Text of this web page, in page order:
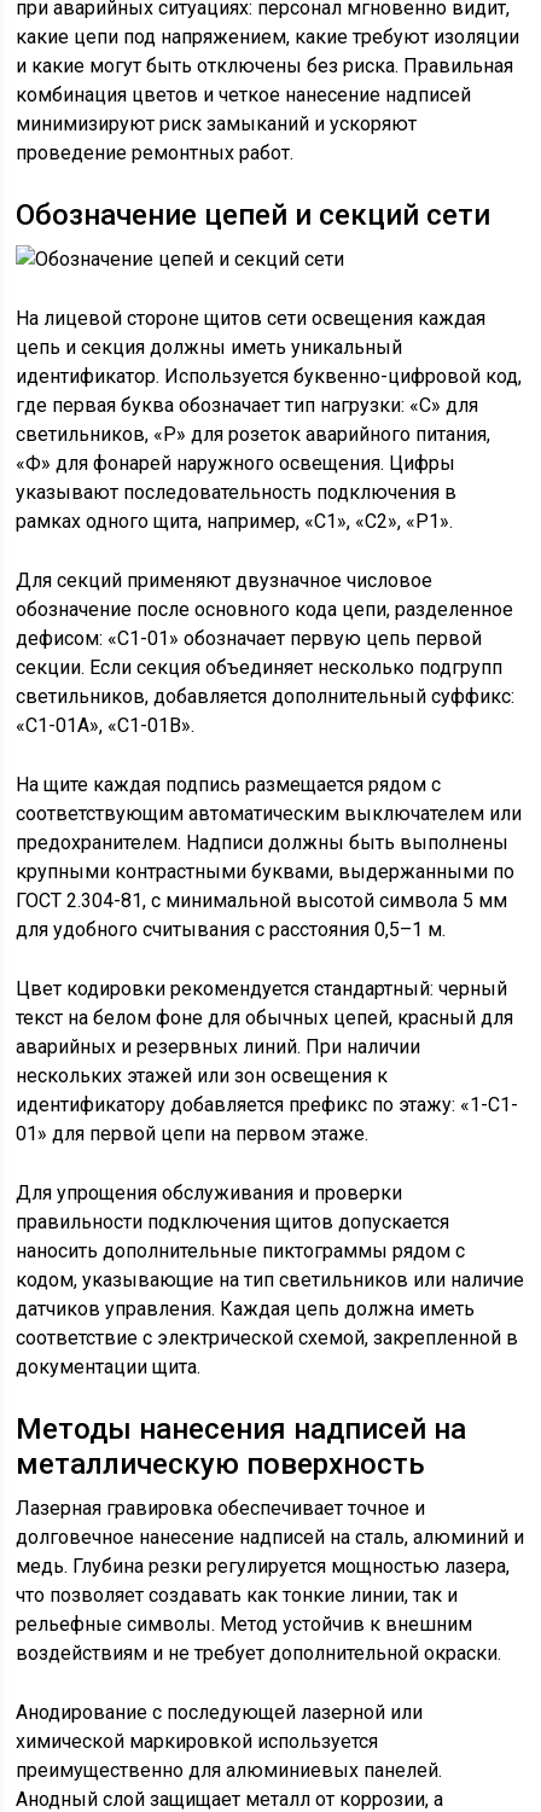
при аварийных ситуациях: персонал мгновенно видит,
какие цепи под напряжением, какие требуют изоляции
и какие могут быть отключены без риска. Правильная
комбинация цветов и четкое нанесение надписей
минимизируют риск замыканий и ускоряют
проведение ремонтных работ.
Обозначение цепей и секций сети
На лицевой стороне щитов сети освещения каждая
цепь и секция должны иметь уникальный
идентификатор. Используется буквенно-цифровой код,
где первая буква обозначает тип нагрузки: «С» для
светильников, «Р» для розеток аварийного питания,
«Ф» для фонарей наружного освещения. Цифры
указывают последовательность подключения в
рамках одного щита, например, «С1», «С2», «Р1».
Для секций применяют двузначное числовое
обозначение после основного кода цепи, разделенное
дефисом: «С1-01» обозначает первую цепь первой
секции. Если секция объединяет несколько подгрупп
светильников, добавляется дополнительный суффикс:
«С1-01А», «С1-01B».
На щите каждая подпись размещается рядом с
соответствующим автоматическим выключателем или
предохранителем. Надписи должны быть выполнены
крупными контрастными буквами, выдержанными по
ГОСТ 2.304-81, с минимальной высотой символа 5 мм
для удобного считывания с расстояния 0,5–1 м.
Цвет кодировки рекомендуется стандартный: черный
текст на белом фоне для обычных цепей, красный для
аварийных и резервных линий. При наличии
нескольких этажей или зон освещения к
идентификатору добавляется префикс по этажу: «1-С1-
01» для первой цепи на первом этаже.
Для упрощения обслуживания и проверки
правильности подключения щитов допускается
наносить дополнительные пиктограммы рядом с
кодом, указывающие на тип светильников или наличие
датчиков управления. Каждая цепь должна иметь
соответствие с электрической схемой, закрепленной в
документации щита.
Методы нанесения надписей на
металлическую поверхность
Лазерная гравировка обеспечивает точное и
долговечное нанесение надписей на сталь, алюминий и
медь. Глубина резки регулируется мощностью лазера,
что позволяет создавать как тонкие линии, так и
рельефные символы. Метод устойчив к внешним
воздействиям и не требует дополнительной окраски.
Анодирование с последующей лазерной или
химической маркировкой используется
преимущественно для алюминиевых панелей.
Анодный слой защищает металл от коррозии, а